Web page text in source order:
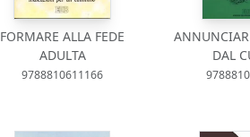
FORMARE ALLA FEDE
ADULTA
9788810611166
DAL